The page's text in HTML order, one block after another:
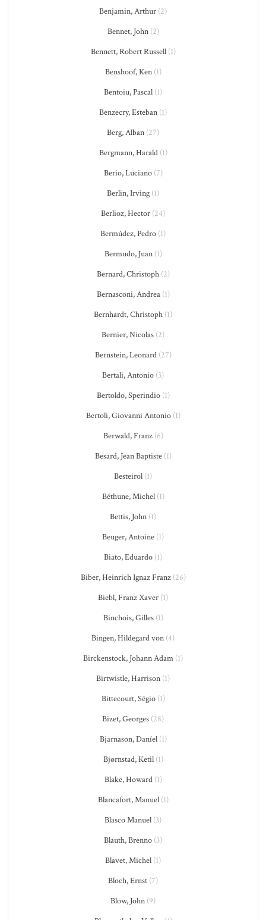
Benjamin, Arthur (2)
Bennet, John(2)
Bennett, Robert Russell(1)
Benshoof, Ken(1)
Bentoiu, Pascal (1)
Benzecry, Esteban (1)
Berg, Alban (27)
Bergmann, Harald(1)
Berio, Luciano(7)
Berlin, Irving (1)
Berlioz, Hector (24)
Bermúdez, Pedro (1)
Bermudo, Juan(1)
Bernard, Christoph(2)
Bernasconi, Andrea(1)
Bernhardt, Christoph (1)
Bernier, Nicolas (2)
Bernstein, Leonard(27)
Bertali, Antonio (3)
Bertoldo, Sperindio(1)
Bertoli, Giovanni Antonio(1)
Berwald, Franz(6)
Besard, Jean Baptiste(1)
Besteirol (1)
Béthune, Michel(1)
Bettis, John (1)
Beuger, Antoine (1)
Biato, Eduardo (1)
Biber, Heinrich Ignaz Franz(26)
Biebl, Franz Xaver (1)
Binchois, Gilles(1)
Bingen, Hildegard von (4)
Birckenstock, Johann Adam (1)
Birtwistle, Harrison (1)
Bittecourt, Ségio(1)
Bizet, Georges (28)
Bjarnason, Daníel(1)
Bjørnstad, Ketil(1)
Blake, Howard(1)
Blancafort, Manuel(1)
Blasco Manuel (3)
Blauth, Brenno (3)
Blavet, Michel (1)
Bloch, Ernst (7)
Blow, John (9)